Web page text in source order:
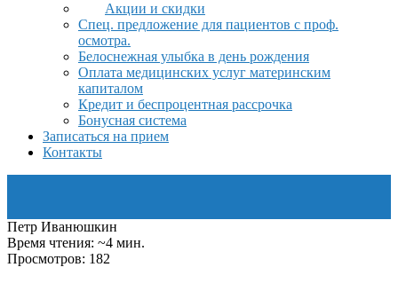
Акции и скидки
Спец. предложение для пациентов с проф.
осмотра.
Белоснежная улыбка в день рождения
Оплата медицинских услуг материнским
капиталом
Кредит и беспроцентная рассрочка
Бонусная система
Записаться на прием
Контакты
Петр Иванюшкин
Время чтения: ~4 мин.
Просмотров: 182